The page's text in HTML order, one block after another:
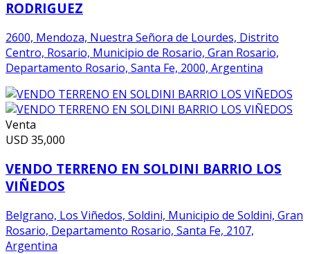
RODRIGUEZ
2600, Mendoza, Nuestra Señora de Lourdes, Distrito
Centro, Rosario, Municipio de Rosario, Gran Rosario,
Departamento Rosario, Santa Fe, 2000, Argentina
Venta
USD 35,000
VENDO TERRENO EN SOLDINI BARRIO LOS
VIÑEDOS
Belgrano, Los Viñedos, Soldini, Municipio de Soldini, Gran
Rosario, Departamento Rosario, Santa Fe, 2107,
Argentina